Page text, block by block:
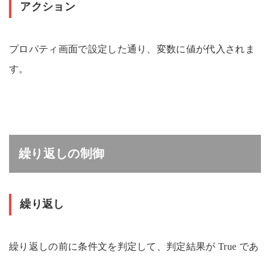
アクション
プロパティ画面で設定した通り、変数に値が代入されま
す。
繰り返しの制御
繰り返し
繰り返しの前に条件文を判定して、判定結果が True であ